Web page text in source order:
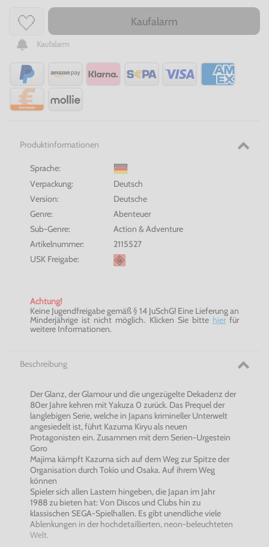
Kaufalarm
Kaufalarm
Produktinformationen
Sprache:
Verpackung:
Deutsch
Version:
Deutsche
Genre:
Abenteuer
Sub-Genre:
Action & Adventure
Artikelnummer:
2115527
USK Freigabe:
Achtung!
Keine Jugendfreigabe gemäß § 14 JuSchG! Eine Lieferung an
Minderjährige ist nicht möglich. Klicken Sie bitte hierfür
weitere Informationen.
Beschreibung
Der Glanz, der Glamour und die ungezügelte Dekadenz der
80er Jahre kehren mit Yakuza 0 zurück. Das Prequel der
langlebigen Serie, welche in Japans krimineller Unterwelt
angesiedelt ist, führt Kazuma Kiryu als neuen
Protagonisten ein. Zusammen mit dem Serien-Urgestein
Goro
Majima kämpft Kazuma sich auf dem Weg zur Spitze der
Organisation durch Tokio und Osaka. Auf ihrem Weg
können
Spieler sich allen Lastern hingeben, die Japan im Jahr
1988 zu bieten hat: Von Discos und Clubs hin zu
klassischen SEGA-Spielhallen. Es gibt unendliche viele
Ablenkungen in der hochdetaillierten, neon-beleuchteten
Welt.